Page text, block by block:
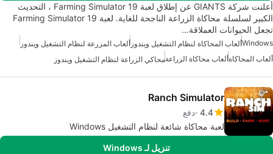
أعلنت شركة GIANTS عن إطلاق لعبة Farming Simulator 19 ، التحديث
الكبير لسلسلة محاكاة الزراعة الناجحة للغاية. لعبة Farming Simulator 19
تجعل الحيوانات العملاقة…
Windowsألعاب المحاكاة لنظام التشغيل ويندوز ألعاب المزرعة لنظام التشغيل ويندوز
ألعاب المحاكاةألعاب محاكاة الزراعةمحاكي الزراعة لنظام التشغيل ويندوز
Ranch Simulator
4.4 دفع
لعبة محاكاة شائعة لنظام التشغيل Windows
تنزيل لـ Windows